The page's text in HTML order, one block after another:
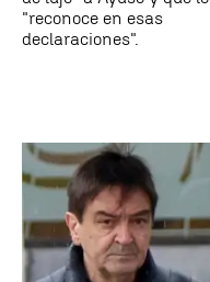
"reconoce en esas
declaraciones".